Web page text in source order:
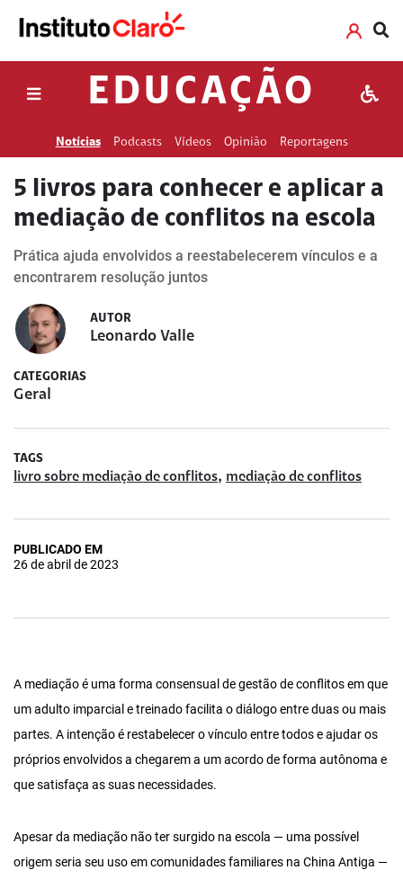
EDUCAÇÃO
Notícias Podcasts Vídeos Opinião Reportagens
5 livros para conhecer e aplicar a
mediação de conflitos na escola
Prática ajuda envolvidos a reestabelecerem vínculos e a
encontrarem resolução juntos
AUTOR
Leonardo Valle
CATEGORIAS
Geral
TAGS
livro sobre mediação de conflitos, mediação de conflitos
PUBLICADO EM
26 de abril de 2023
A mediação é uma forma consensual de gestão de conflitos em que
um adulto imparcial e treinado facilita o diálogo entre duas ou mais
partes. A intenção é restabelecer o vínculo entre todos e ajudar os
próprios envolvidos a chegarem a um acordo de forma autônoma e
que satisfaça as suas necessidades.
Apesar da mediação não ter surgido na escola — uma possível
origem seria seu uso em comunidades familiares na China Antiga —